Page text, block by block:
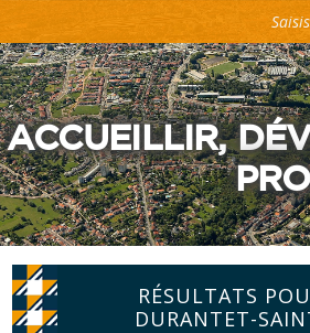
ACCUEILLIR,
RÉSULTATS
DURANTET-